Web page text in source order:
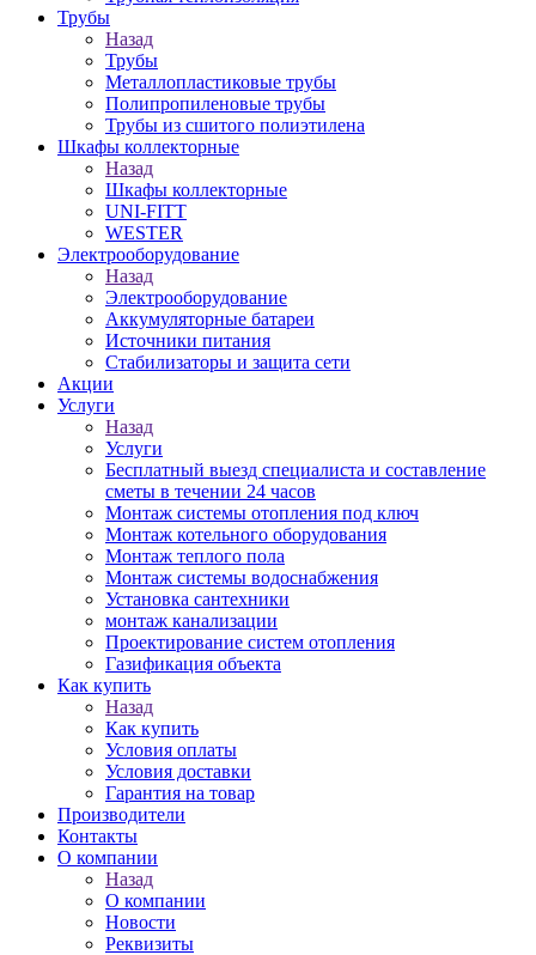
Трубы
Назад
Трубы
Металлопластиковые трубы
Полипропиленовые трубы
Трубы из сшитого полиэтилена
Шкафы коллекторные
Назад
Шкафы коллекторные
UNI-FITT
WESTER
Электрооборудование
Назад
Электрооборудование
Аккумуляторные батареи
Источники питания
Стабилизаторы и защита сети
Акции
Услуги
Назад
Услуги
Бесплатный выезд специалиста и составление
сметы в течении 24 часов
Монтаж системы отопления под ключ
Монтаж котельного оборудования
Монтаж теплого пола
Монтаж системы водоснабжения
Установка сантехники
монтаж канализации
Проектирование систем отопления
Газификация объекта
Как купить
Назад
Как купить
Условия оплаты
Условия доставки
Гарантия на товар
Производители
Контакты
О компании
Назад
О компании
Новости
Реквизиты